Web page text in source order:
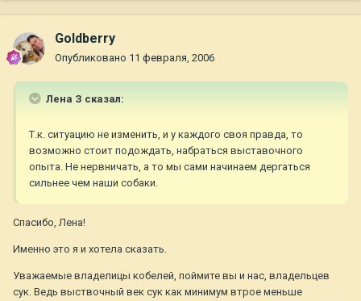
Goldberry
Опубликовано 11 февраля, 2006
Лена З сказал:
Т.к. ситуацию не изменить, и у каждого своя правда, то
возможно стоит подождать, набраться выставочного
опыта. Не нервничать, а то мы сами начинаем дергаться
сильнее чем наши собаки.
Спасибо, Лена!
Именно это я и хотела сказать.
Уважаемые владелицы кобелей, поймите вы и нас, владельцев
сук. Ведь выствочный век сук как минимум втрое меньше